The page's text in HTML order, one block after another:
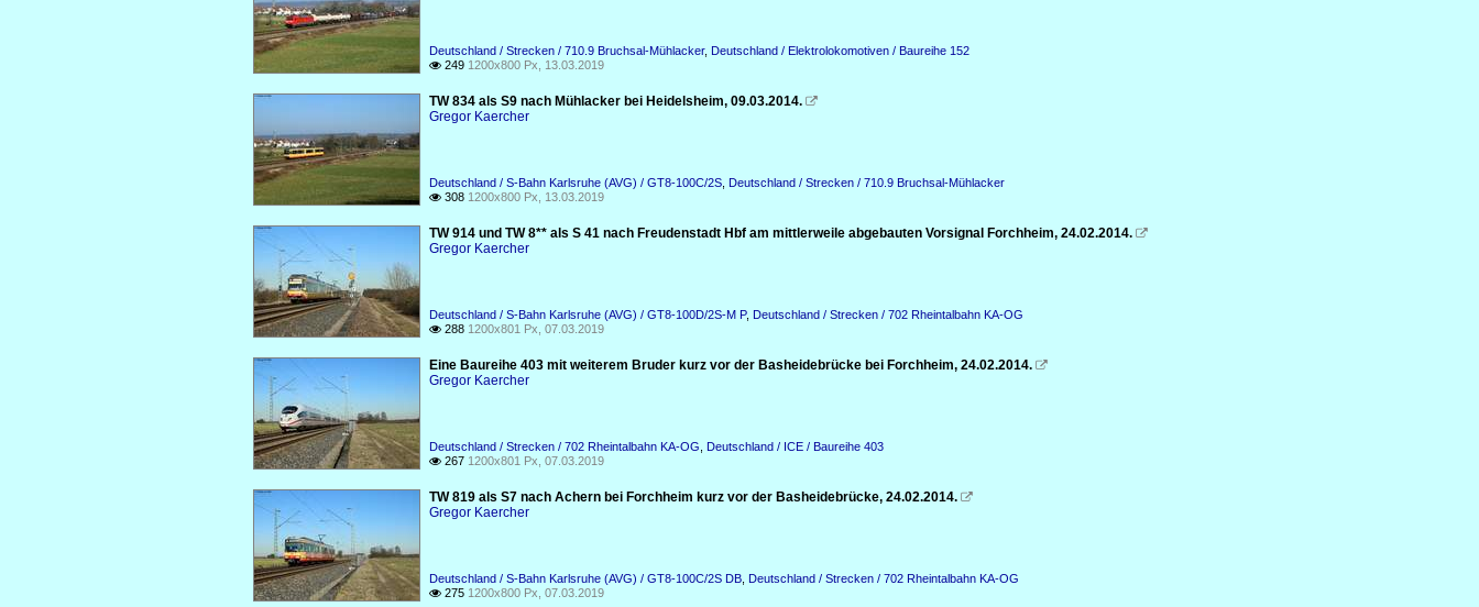
Deutschland / Strecken / 710.9 Bruchsal-Mühlacker, Deutschland / Elektrolokomotiven / Baureihe 152
 249 1200x800 Px, 13.03.2019
TW 834 als S9 nach Mühlacker bei Heidelsheim, 09.03.2014. 
Gregor Kaercher
Deutschland / S-Bahn Karlsruhe (AVG) / GT8-100C/2S Deutschland / Strecken / 710.9 Bruchsal-Mühlacker
 308 1200x800 Px, 13.03.2019
TW 914 und TW 8** als S 41 nach Freudenstadt Hbf am mittlerweile abgebauten Vorsignal Forchheim, 24.02.2014. 
Gregor Kaercher
Deutschland / S-Bahn Karlsruhe (AVG) / GT8-100D/2S-M P, Deutschland / Strecken / 702 Rheintalbahn KA-OG
 288 1200x801 Px, 07.03.2019
Eine Baureihe 403 mit weiterem Bruder kurz vor der Basheidebrücke bei Forchheim, 24.02.2014. 
Gregor Kaercher
Deutschland / Strecken / 702 Rheintalbahn KA-OG Deutschland / ICE / Baureihe 403
 267 1200x801 Px, 07.03.2019
TW 819 als S7 nach Achern bei Forchheim kurz vor der Basheidebrücke, 24.02.2014. 
Gregor Kaercher
Deutschland / S-Bahn Karlsruhe (AVG) / GT8-100C/2S DB Deutschland / Strecken / 702 Rheintalbahn KA-OG
 275 1200x800 Px, 07.03.2019